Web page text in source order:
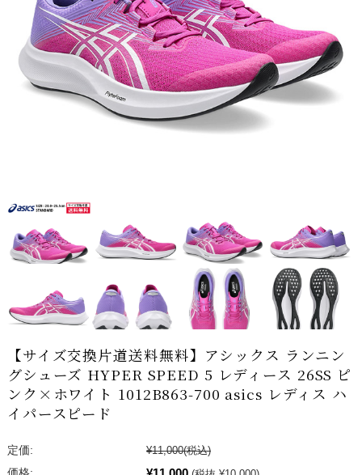
【サイズ交換片道送料無料】アシックス ランニン
グシューズ HYPER SPEED 5 レディース 26SS ピ
ンク×ホワイト 1012B863-700 asics レディス ハ
イパースピード
定価: ¥11,000(税込)